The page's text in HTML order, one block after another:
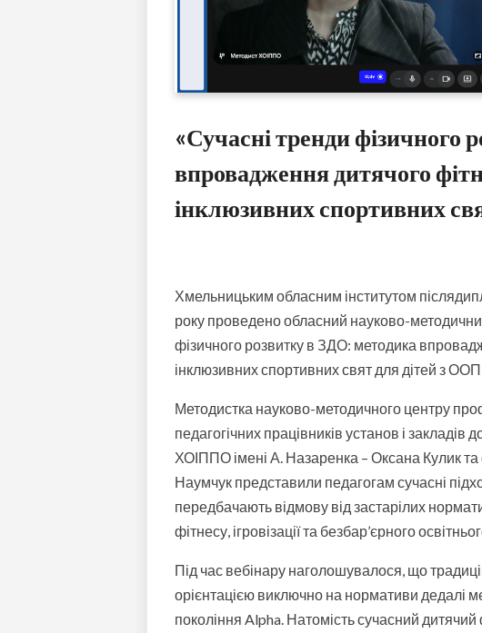
«Сучасні тренди фізичного
впровадження дитячого
інклюзивних спортивних
Хмельницьким обласним інститутом
року проведено обласний науково-
фізичного розвитку в ЗДО: методика
інклюзивних спортивних свят для дітей з
Методистка науково-методичного центру
педагогічних працівників установ і закладів
ХОІППО імені А. Назаренка – Оксана Кулик та
Наумчук представили педагогам сучасні
передбачають відмову від застарілих
фітнесу, ігровізації та безбар’єрного
Під час вебінару наголошувалося, що
орієнтацією виключно на нормативи дедалі
покоління Alpha. Натомість сучасний дитячий